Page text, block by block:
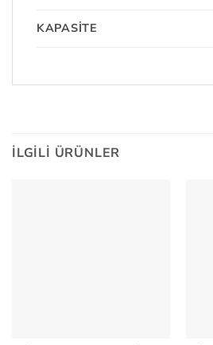
KAPASITE
İLGILI ÜRÜNLER